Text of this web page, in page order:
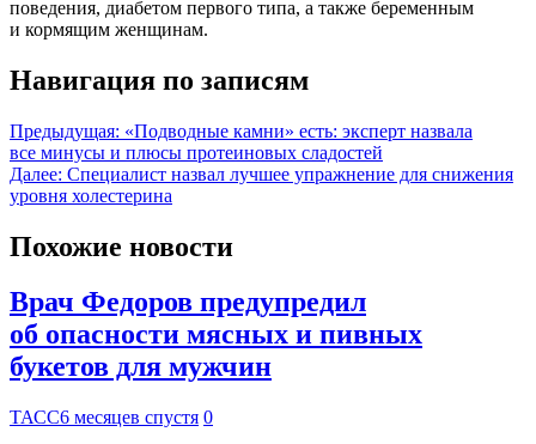
поведения, диабетом первого типа, а также беременным
и кормящим женщинам.
Навигация по записям
Предыдущая: «Подводные камни» есть: эксперт назвала
все минусы и плюсы протеиновых сладостей
Далее: Специалист назвал лучшее упражнение для снижения
уровня холестерина
Похожие новости
Врач Федоров предупредил
об опасности мясных и пивных
букетов для мужчин
ТАСС6 месяцев спустя 0